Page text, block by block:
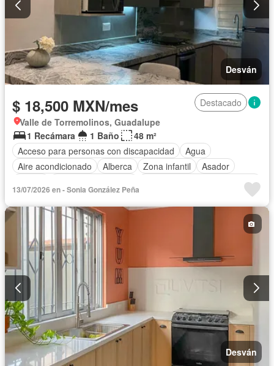
Desván
$ 18,500 MXN/mes
Destacado
Valle de Torremolinos, Guadalupe
1 Recámara
1 Baño
48 m²
Acceso para personas con discapacidad
Agua
Aire acondicionado
Alberca Zona infantil
Asador
Circuito cerrado de televisión
Cocina equipada
Electricidad
Estacionamiento
Gas natural Gimnasio
Recámara con closet
Sala polivalente
Permite mascotas
Permite niños
Completamente amueblado
13/07/2026 en - Sonia González Peña
Desván